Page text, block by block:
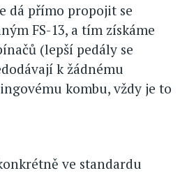
dá přímo propojit se
FS-13, a tím získáme
(lepší pedály se
k žádnému
kombu, vždy je to
ve standardu